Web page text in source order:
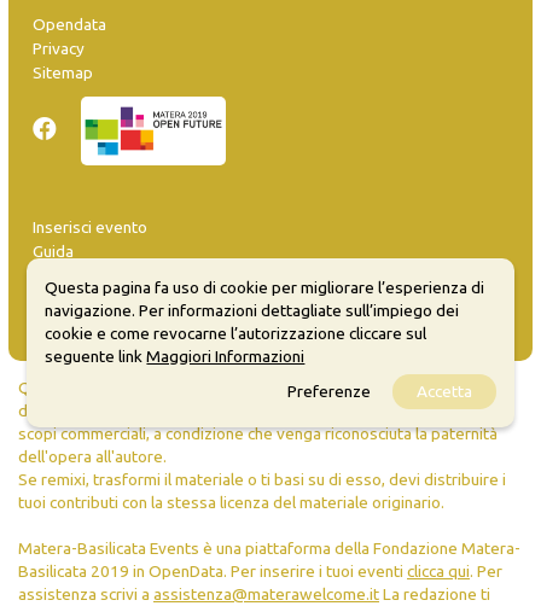
Opendata
Privacy
Sitemap
Inserisci evento
Guida
info@materaevents.it
Quanto realizzato è sottoposto a licenza CC-BY-SA che permette di
distribuire, modificare, creare opere derivate dall'originale, anche a
scopi commerciali, a condizione che venga riconosciuta la paternità
dell'opera all'autore.
Se remixi, trasformi il materiale o ti basi su di esso, devi distribuire i
tuoi contributi con la stessa licenza del materiale originario.
Matera-Basilicata Events è una piattaforma della Fondazione Matera-
Basilicata 2019 in OpenData. Per inserire i tuoi eventi clicca qui. Per
assistenza scrivi a assistenza@materawelcome.itLa redazione ti
Questa pagina fa uso di cookie per migliorare l’esperienza di
navigazione. Per informazioni dettagliate sull’impiego dei
cookie e come revocarne l’autorizzazione cliccare sul
seguente linkMaggiori Informazioni
Preferenze
Accetta